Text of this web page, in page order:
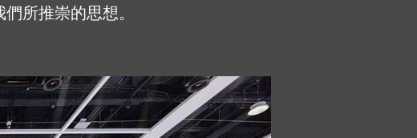
所推崇的思想。